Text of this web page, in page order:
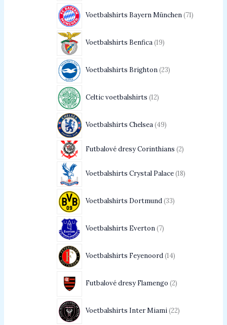
Voetbalshirts Bayern München 71
Voetbalshirts Benfica 19
Voetbalshirts Brighton 23
Celtic voetbalshirts 12
Voetbalshirts Chelsea 49
Futbalové dresy Corinthians 2
Voetbalshirts Crystal Palace 18
Voetbalshirts Dortmund 33
Voetbalshirts Everton 7
Voetbalshirts Feyenoord 14
Futbalové dresy Flamengo 2
Voetbalshirts Inter Miami 22